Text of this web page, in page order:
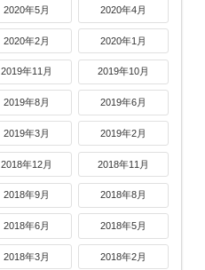
2020年5月 2020年4月
2020年2月 2020年1月
2019年11月 2019年10月
2019年8月 2019年6月
2019年3月 2019年2月
2018年12月 2018年11月
2018年9月 2018年8月
2018年6月 2018年5月
2018年3月 2018年2月